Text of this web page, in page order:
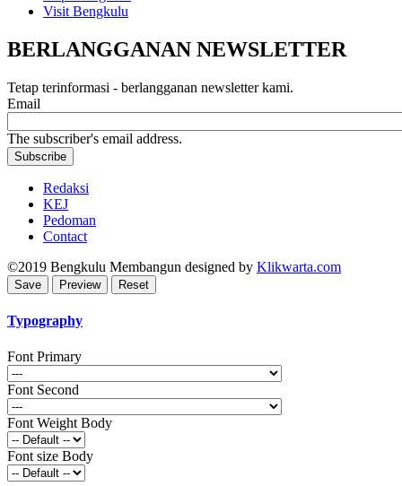
Visit Bengkulu
BERLANGGANAN NEWSLETTER
Tetap terinformasi - berlangganan newsletter kami.
Email
The subscriber's email address.
Redaksi
KEJ
Pedoman
Contact
©2019 Bengkulu Membangun designed by Klikwarta.com
Typography
Font Primary
Font Second
Font Weight Body
Font size Body